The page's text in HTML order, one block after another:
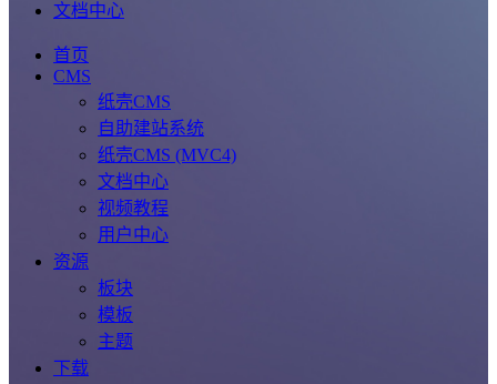
文档中心
首页
CMS
纸壳CMS
自助建站系统
纸壳CMS (MVC4)
文档中心
视频教程
用户中心
资源
板块
模板
主题
下载